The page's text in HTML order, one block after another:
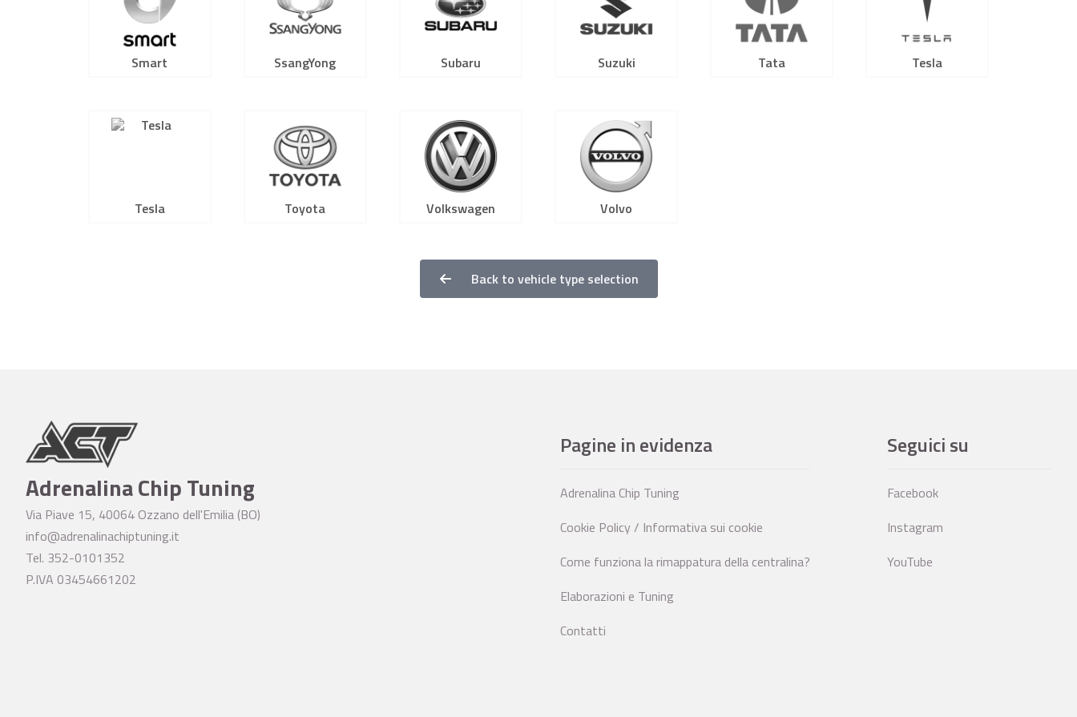
Smart SsangYong Subaru Suzuki Tata Tesla
Tesla Toyota Volkswagen Volvo
Back to vehicle type selection
Adrenalina Chip Tuning
Via Piave 15, 40064 Ozzano dell'Emilia (BO)
info@adrenalinachiptuning.it
Tel. 352-0101352
P.IVA 03454661202
Pagine in evidenza
Adrenalina Chip Tuning
Cookie Policy / Informativa sui cookie
Come funziona la rimappatura della centralina?
Elaborazioni e Tuning
Contatti
Seguici su
Facebook
Instagram
YouTube